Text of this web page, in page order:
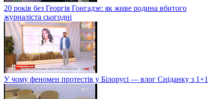
20 років без Георгія Гонгадзе: як живе родина вбитого
журналіста сьогодні
У чому феномен протестів у Білорусі — влог Сніданку з 1+1